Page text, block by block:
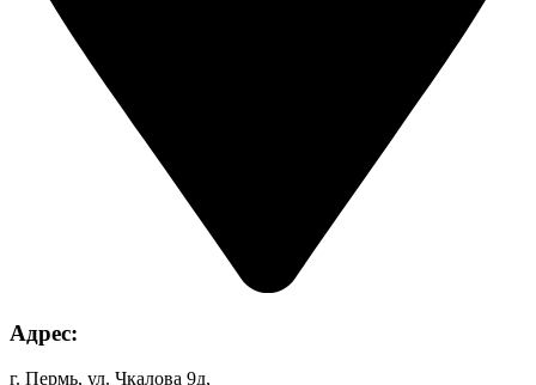
Адрес:
г. Пермь, ул. Чкалова 9д,